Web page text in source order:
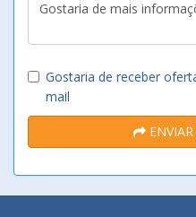
Gostaria de receber
mail
ENVIAR